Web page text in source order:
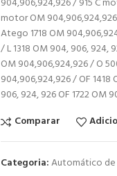
motor OM
Atego 1718 OM
/ L 1318 OM 904, 906, 924,
OM 904,906,924,926 / O
904,906,924,926 / OF 1418
906, 924, 926 OF 1722 OM
Comparar
Categoria:Automático de